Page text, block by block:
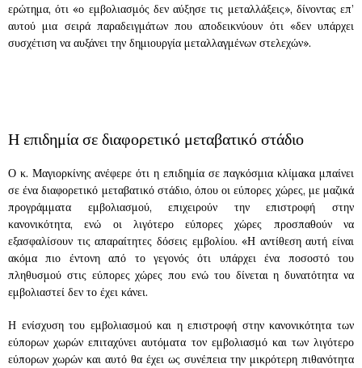
ερώτημα, ότι «ο εμβολιασμός δεν αύξησε τις μεταλλάξεις», δίνοντας επ’
αυτού μια σειρά παραδειγμάτων που αποδεικνύουν ότι «δεν υπάρχει
συσχέτιση να αυξάνει την δημιουργία μεταλλαγμένων στελεχών».
Η επιδημία σε διαφορετικό μεταβατικό στάδιο
Ο κ. Μαγιορκίνης ανέφερε ότι η επιδημία σε παγκόσμια κλίμακα μπαίνει
σε ένα διαφορετικό μεταβατικό στάδιο, όπου οι εύπορες χώρες, με μαζικά
προγράμματα εμβολιασμού, επιχειρούν την επιστροφή στην
κανονικότητα, ενώ οι λιγότερο εύπορες χώρες προσπαθούν να
εξασφαλίσουν τις απαραίτητες δόσεις εμβολίου. «Η αντίθεση αυτή είναι
ακόμα πιο έντονη από το γεγονός ότι υπάρχει ένα ποσοστό του
πληθυσμού στις εύπορες χώρες που ενώ του δίνεται η δυνατότητα να
εμβολιαστεί δεν το έχει κάνει.
Η ενίσχυση του εμβολιασμού και η επιστροφή στην κανονικότητα των
εύπορων χωρών επιταχύνει αυτόματα τον εμβολιασμό και των λιγότερο
εύπορων χωρών και αυτό θα έχει ως συνέπεια την μικρότερη πιθανότητα